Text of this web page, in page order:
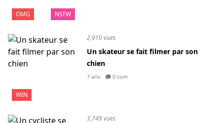
OMG NSFW
WIN
2,910 vues
Un skateur se fait filmer par son
chien
7 ans 0 com
3,749 vues